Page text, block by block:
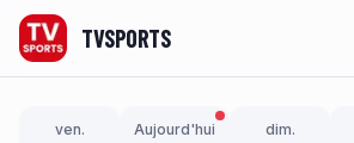
TVSPORTS
ven. Aujourd'hui dim.